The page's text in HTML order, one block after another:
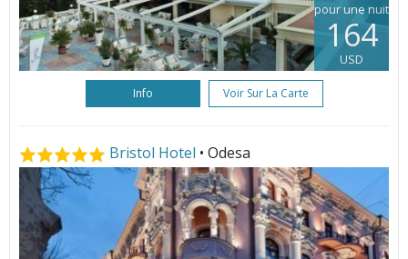
pour une nuit
164
USD
Info Voir Sur La Carte
Bristol Hotel • Odesa